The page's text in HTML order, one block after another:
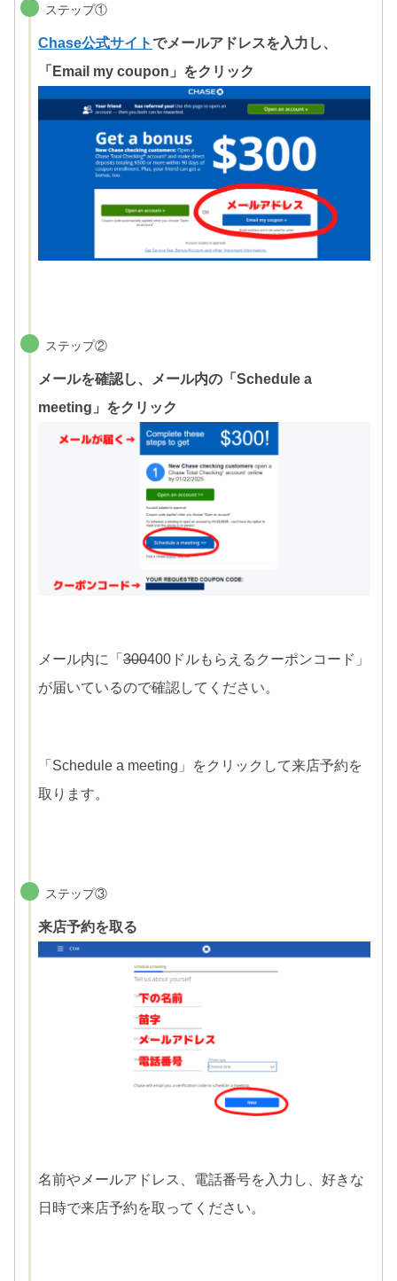
ステップ①
Chase公式サイトでメールアドレスを入力し、
「Email my coupon」をクリック
ステップ②
メールを確認し、メール内の「Schedule a
meeting」をクリック
メール内に「 300400ドルもらえるクーポンコード」
が届いているので確認してください。
「Schedule a meeting」をクリックして来店予約を
取ります。
ステップ③
来店予約を取る
名前やメールアドレス、電話番号を入力し、好きな
日時で来店予約を取ってください。